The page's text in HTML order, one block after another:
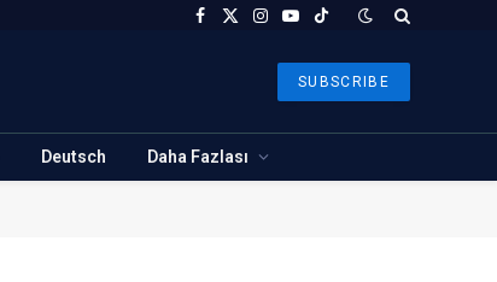
Facebook
X
Instagram
YouTubeTikTok
SUBSCRIBE
Deutsch Daha Fazlası